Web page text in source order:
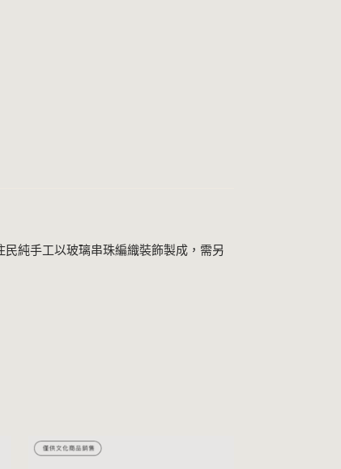
純手工以玻璃串珠編織裝飾製成，需另